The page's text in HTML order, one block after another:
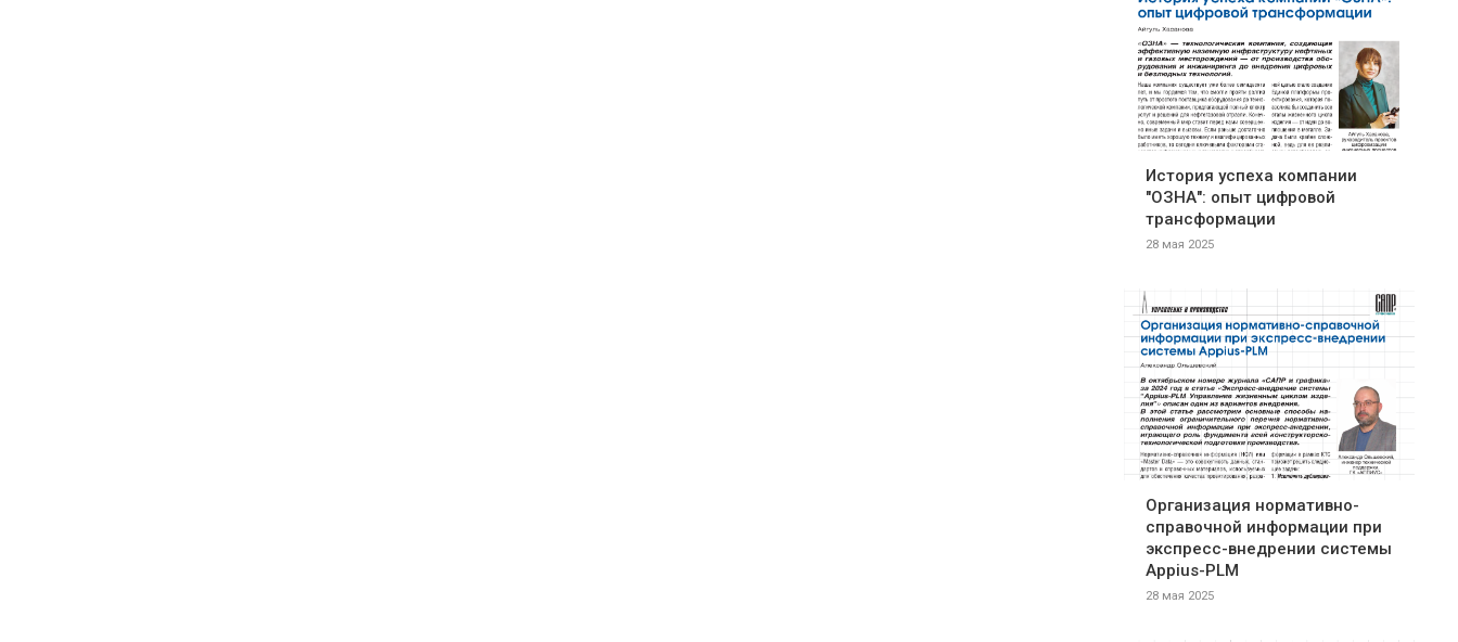
История успеха компании
"ОЗНА": опыт цифровой
трансформации
28 мая 2025
Организация нормативно-
справочной информации при
экспресс-внедрении системы
Appius-PLM
28 мая 2025